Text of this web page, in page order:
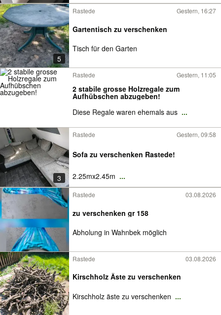
5
Rastede Gestern, 16:27
Gartentisch zu verschenken
Tisch für den Garten
Rastede Gestern, 11:05
2 stabile grosse Holzregale zum
Aufhübschen abzugeben!
Diese Regale waren ehemals aus ...
3
Rastede Gestern, 09:58
Sofa zu verschenken Rastede!
2.25mx2.45m ...
Rastede 03.08.2026
zu verschenken gr 158
Abholung in Wahnbek möglich
Rastede 03.08.2026
Kirschholz Äste zu verschenken
Kirschholz äste zu verschenken ...